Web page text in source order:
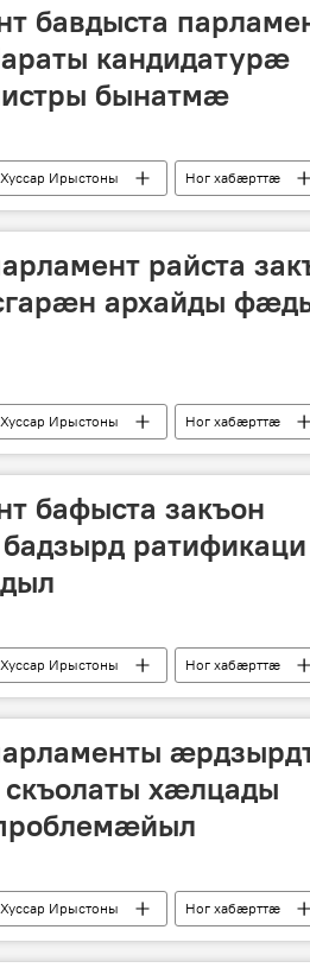
бавдыста
кандидатурӕ
бынатмӕ
Хуссар Ирыстоны Ног хабӕрттӕ
райста
архайды
Хуссар Ирыстоны Ног хабӕрттӕ
бафыста закъон
ратификаци
Хуссар Ирыстоны Ног хабӕрттӕ
хӕлцады
Хуссар Ирыстоны Ног хабӕрттӕ